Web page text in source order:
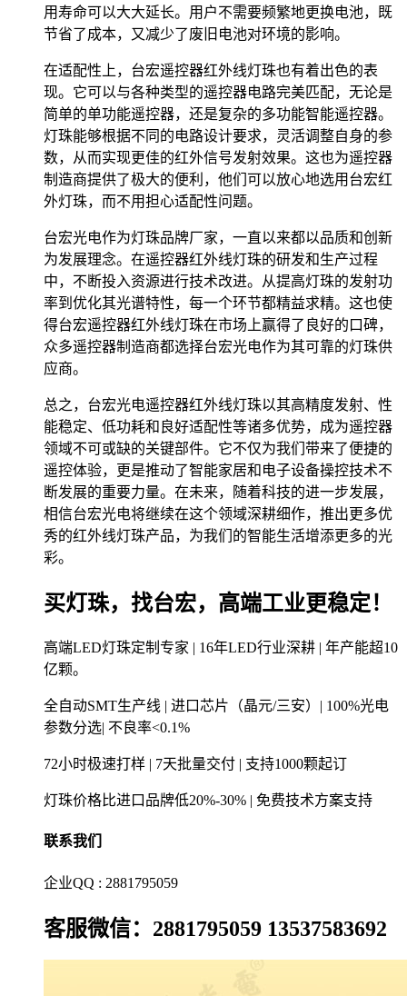
用寿命可以大大延长。用户不需要频繁地更换电池，既
节省了成本，又减少了废旧电池对环境的影响。
在适配性上，台宏遥控器红外线灯珠也有着出色的表
现。它可以与各种类型的遥控器电路完美匹配，无论是
简单的单功能遥控器，还是复杂的多功能智能遥控器。
灯珠能够根据不同的电路设计要求，灵活调整自身的参
数，从而实现更佳的红外信号发射效果。这也为遥控器
制造商提供了极大的便利，他们可以放心地选用台宏红
外灯珠，而不用担心适配性问题。
台宏光电作为灯珠品牌厂家，一直以来都以品质和创新
为发展理念。在遥控器红外线灯珠的研发和生产过程
中，不断投入资源进行技术改进。从提高灯珠的发射功
率到优化其光谱特性，每一个环节都精益求精。这也使
得台宏遥控器红外线灯珠在市场上赢得了良好的口碑，
众多遥控器制造商都选择台宏光电作为其可靠的灯珠供
应商。
总之，台宏光电遥控器红外线灯珠以其高精度发射、性
能稳定、低功耗和良好适配性等诸多优势，成为遥控器
领域不可或缺的关键部件。它不仅为我们带来了便捷的
遥控体验，更是推动了智能家居和电子设备操控技术不
断发展的重要力量。在未来，随着科技的进一步发展，
相信台宏光电将继续在这个领域深耕细作，推出更多优
秀的红外线灯珠产品，为我们的智能生活增添更多的光
彩。
买灯珠，找台宏，高端工业更稳定！
高端LED灯珠定制专家 | 16年LED行业深耕 | 年产能超10
亿颗。
全自动SMT生产线 | 进口芯片（晶元/三安）| 100%光电
参数分选| 不良率<0.1%
72小时极速打样 | 7天批量交付 | 支持1000颗起订
灯珠价格比进口品牌低20%-30% | 免费技术方案支持
联系我们
企业QQ : 2881795059
客服微信：2881795059 13537583692